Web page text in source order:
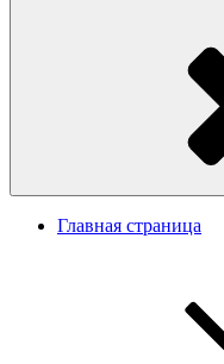
Главная страница